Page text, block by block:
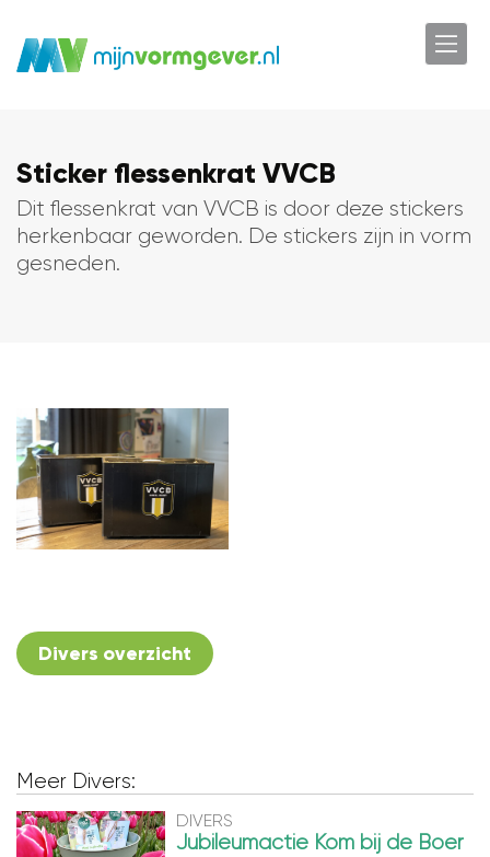
Sticker flessenkrat VVCB
Dit flessenkrat van VVCB is door deze stickers
herkenbaar geworden. De stickers zijn in vorm
gesneden.
Divers overzicht
Meer Divers:
DIVERS
Jubileumactie Kom bij de Boer